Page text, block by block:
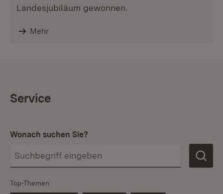
Landesjubiläum gewonnen.
Mehr
Service
Wonach suchen Sie?
Top-Themen